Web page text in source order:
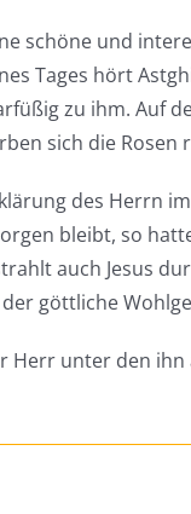
schöne und
Tages hört
zu ihm. Auf
sich die Rosen
des Herrn
bleibt, so
auch Jesus
göttliche
unter den